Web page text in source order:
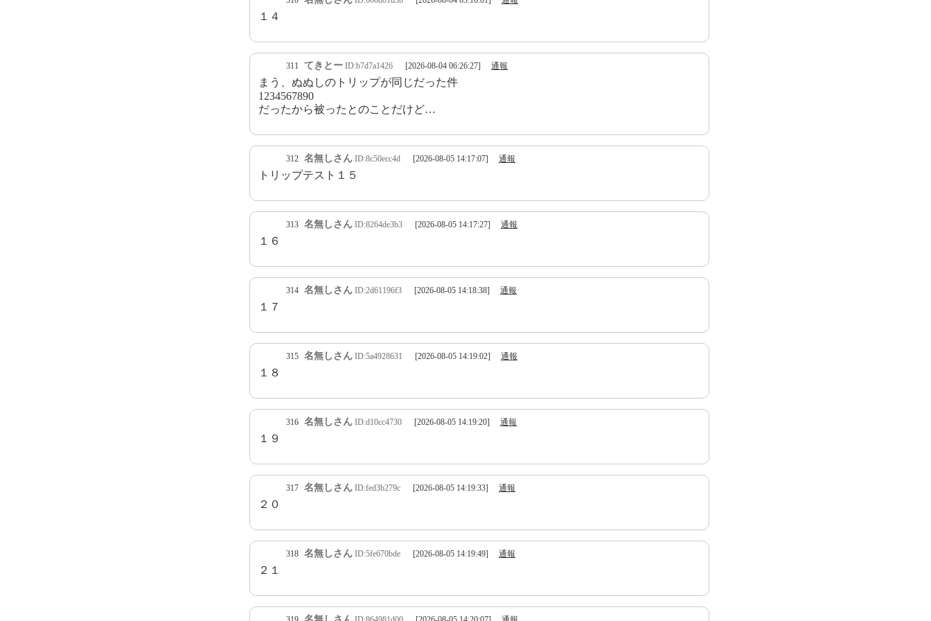
１４
311 てきとー ID:b7d7a1426 [2026-08-04 06:26:27] 通報
まう、ぬぬしのトリップが同じだった件
1234567890
だったから被ったとのことだけど…
312 名無しさん ID:8c50ecc4d [2026-08-05 14:17:07] 通報
トリップテスト１５
313 名無しさん ID:8264de3b3 [2026-08-05 14:17:27] 通報
１６
314 名無しさん ID:2d61196f3 [2026-08-05 14:18:38] 通報
１７
315 名無しさん ID:5a4928631 [2026-08-05 14:19:02] 通報
１８
316 名無しさん ID:d10cc4730 [2026-08-05 14:19:20] 通報
１９
317 名無しさん ID:fed3b279c [2026-08-05 14:19:33] 通報
２０
318 名無しさん ID:5fe670bde [2026-08-05 14:19:49] 通報
２１